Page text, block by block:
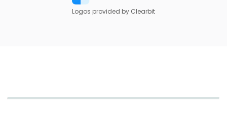
Logos provided by Clearbit